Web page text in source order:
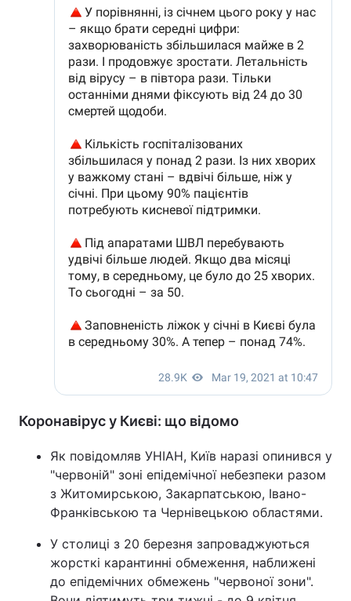
Коронавірус у Києві: що відомо
Як повідомляв УНІАН, Київ наразі опинився у
"червоній" зоні епідемічної небезпеки разом
з Житомирською, Закарпатською, Івано-
Франківською та Чернівецькою областями.
У столиці з 20 березня запроваджуються
жорсткі карантинні обмеження, наближені
до епідемічних обмежень "червоної зони".